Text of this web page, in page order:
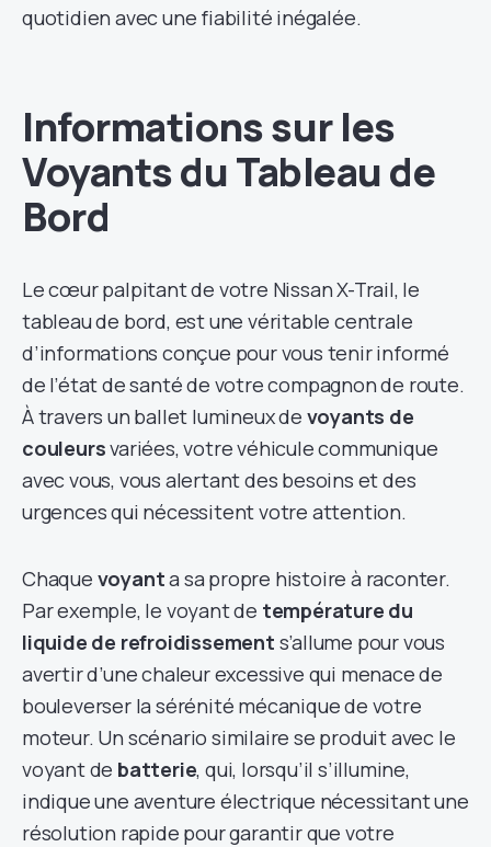
quotidien avec une fiabilité inégalée.
Informations sur les
Voyants du Tableau de
Bord
Le cœur palpitant de votre Nissan X-Trail, le
tableau de bord, est une véritable centrale
d’informations conçue pour vous tenir informé
de l’état de santé de votre compagnon de route.
À travers un ballet lumineux de voyants de
couleursvariées, votre véhicule communique
avec vous, vous alertant des besoins et des
urgences qui nécessitent votre attention.
Chaque voyanta sa propre histoire à raconter.
Par exemple, le voyant de température du
liquide de refroidissement s’allume pour vous
avertir d’une chaleur excessive qui menace de
bouleverser la sérénité mécanique de votre
moteur. Un scénario similaire se produit avec le
voyant de batterie, qui, lorsqu’il s’illumine,
indique une aventure électrique nécessitant une
résolution rapide pour garantir que votre